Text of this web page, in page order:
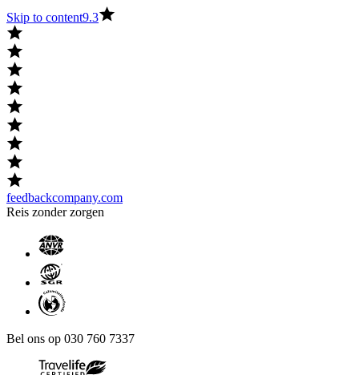
Skip to content9.3
feedbackcompany.com
Reis zonder zorgen
Bel ons op 030 760 7337